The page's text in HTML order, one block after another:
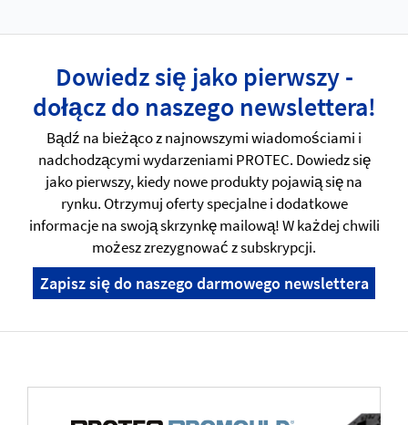
Dowiedz się jako pierwszy -
dołącz do naszego newslettera!
Bądź na bieżąco z najnowszymi wiadomościami i
nadchodzącymi wydarzeniami PROTEC. Dowiedz się
jako pierwszy, kiedy nowe produkty pojawią się na
rynku. Otrzymuj oferty specjalne i dodatkowe
informacje na swoją skrzynkę mailową! W każdej chwili
możesz zrezygnować z subskrypcji.
Zapisz się do naszego darmowego newslettera